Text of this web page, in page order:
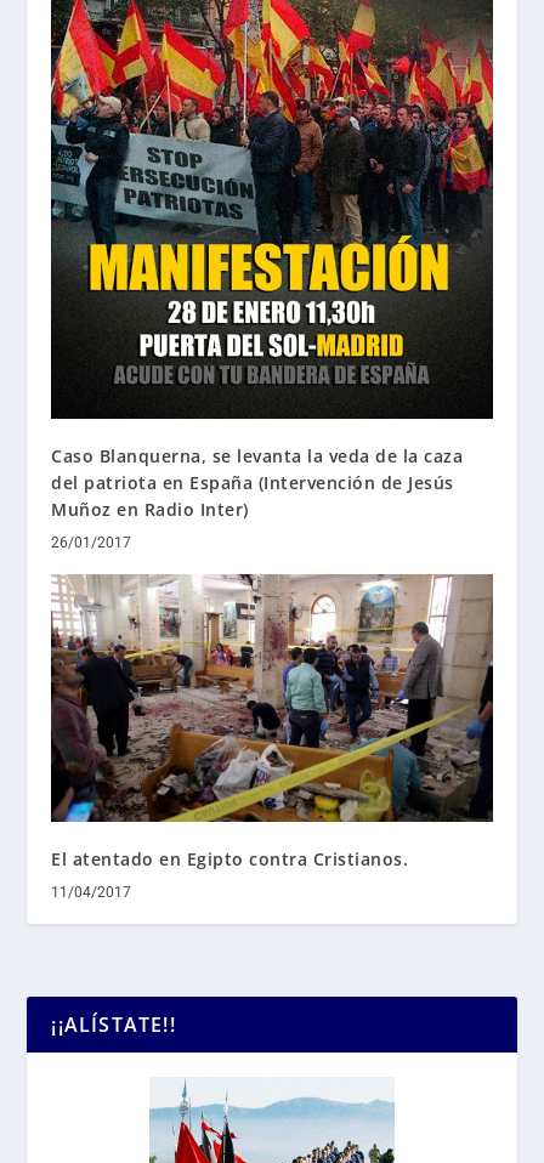
Caso Blanquerna, se levanta la veda de la caza
del patriota en España (Intervención de Jesús
Muñoz en Radio Inter)
26/01/2017
El atentado en Egipto contra Cristianos.
11/04/2017
¡¡ALÍSTATE!!